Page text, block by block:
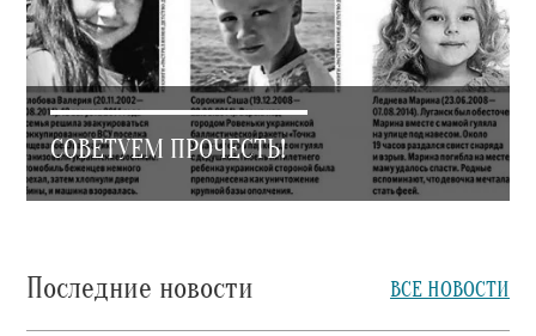
СОВЕТУЕМ ПРОЧЕСТЬ!
Последние новости ВСЕ НОВОСТИ